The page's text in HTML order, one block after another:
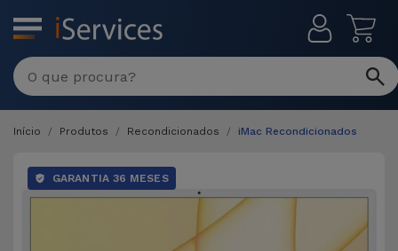
MENU
Início Produtos Recondicionados iMac Recondicionados
GARANTIA 36 MESES